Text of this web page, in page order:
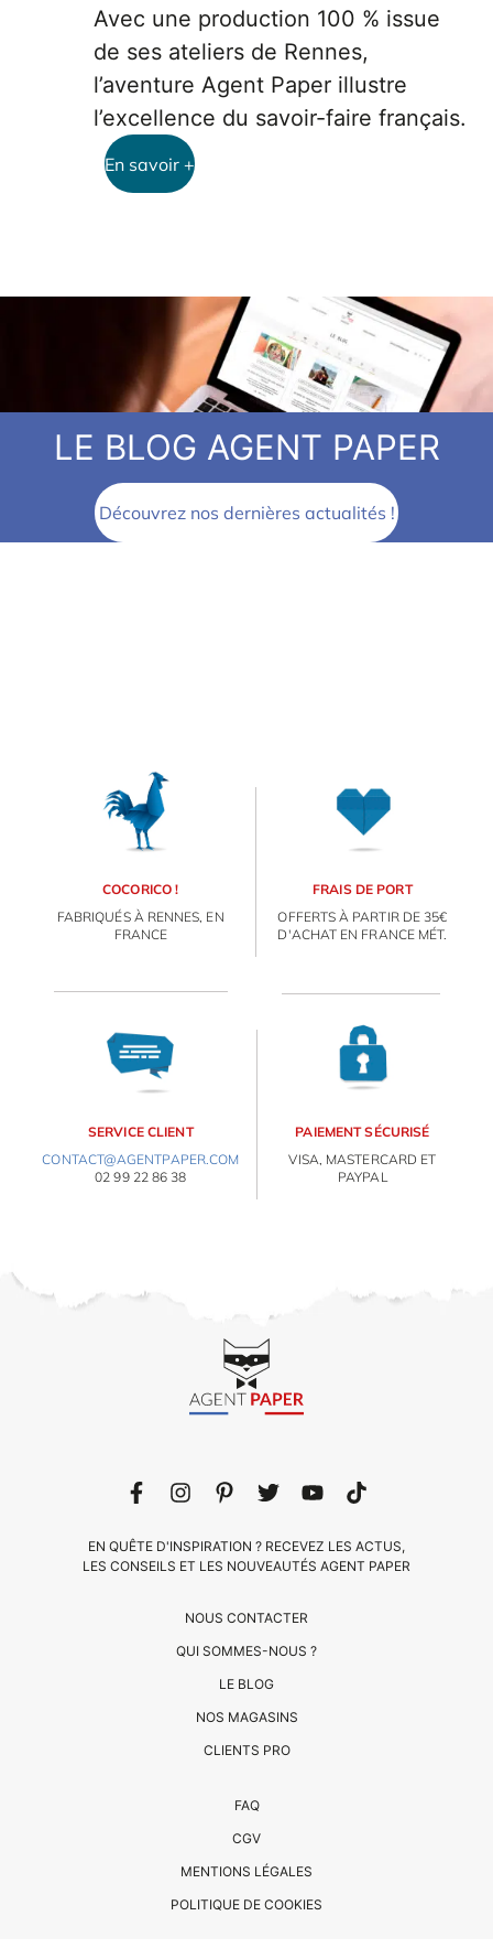
Avec une production 100 % issue
de ses ateliers de Rennes,
l’aventure Agent Paper illustre
l’excellence du savoir-faire français.
En savoir +
LE BLOG AGENT PAPER
Découvrez nos dernières actualités !
CONTACT
COCORICO !
FABRIQUÉS À RENNES, EN
FRANCE
FRAIS DE PORT
OFFERTS À PARTIR DE 35€
D'ACHAT EN FRANCE MÉT.
SERVICE CLIENT
CONTACT@AGENTPAPER.COM
02 99 22 86 38
PAIEMENT SÉCURISÉ
VISA, MASTERCARD ET
PAYPAL
NOUS CONTACTER
QUI SOMMES-NOUS ?
LE BLOG
NOS MAGASINS
CLIENTS PRO
FAQ
CGV
MENTIONS LÉGALES
POLITIQUE DE COOKIES
EN QUÊTE D'INSPIRATION ? RECEVEZ LES ACTUS,
LES CONSEILS ET LES NOUVEAUTÉS AGENT PAPER